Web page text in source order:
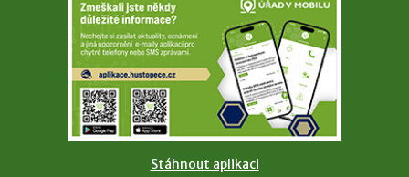
Stáhnout aplikaci